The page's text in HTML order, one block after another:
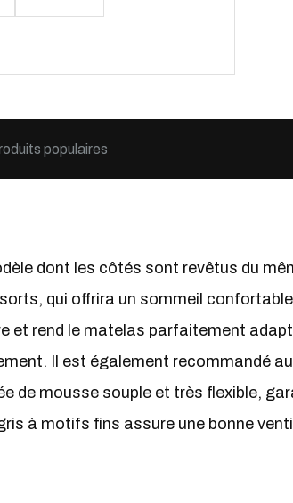
populaires
dont les côtés sont revêtus du
qui offrira un sommeil
et rend le matelas parfaitement
Il est également recommandé
de mousse souple et très flexible,
à motifs fins assure une bonne